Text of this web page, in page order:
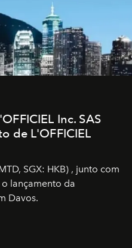
Inc. SAS
de L'OFFICIEL
SGX: HKB) , junto com
o lançamento da
Davos.